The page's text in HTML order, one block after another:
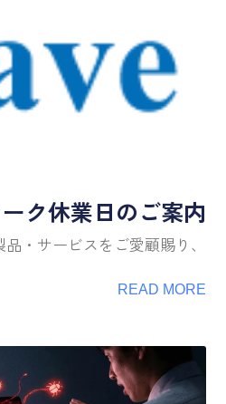
ク休業日のご案内
・サービスをご愛顧賜り、
READ MORE